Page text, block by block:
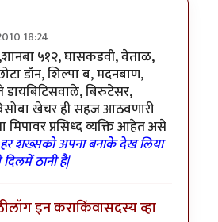
18:24
५१२, घासकडवी, वेताळ,
डॉन, शिल्पा ब, मदनबाण,
बिरुटेसर,
खेचर ही सहज आठवणारी
प्रसिध्द व्यक्ति आहेत असे
हर शख्सको अपना बनाके देख लिया
ठानी है|
लॉग इन कराकिंवासदस्य व्हा